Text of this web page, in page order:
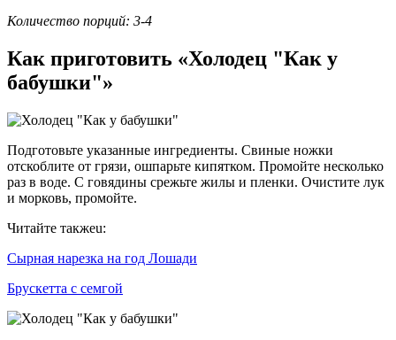
Количество порций: 3-4
Как приготовить «Холодец "Как у
бабушки"»
Подготовьте указанные ингредиенты. Свиные ножки
отскоблите от грязи, ошпарьте кипятком. Промойте несколько
раз в воде. С говядины срежьте жилы и пленки. Очистите лук
и морковь, промойте.
Читайте такжеu:
Сырная нарезка на год Лошади
Брускетта с семгой